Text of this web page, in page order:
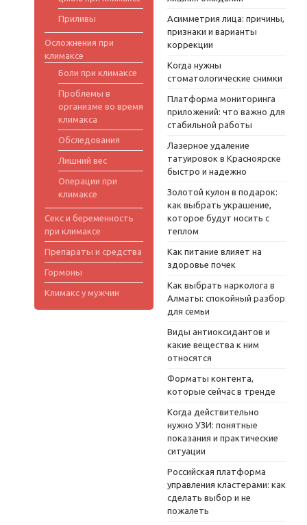
Приливы
Осложнения при
климаксе
Боли при климаксе
Проблемы в
организме во время
климакса
Обследования
Лишний вес
Операции при
климаксе
Секс и беременность
при климаксе
Препараты и средства
Гормоны
Климакс у мужчин
Асимметрия лица: причины,
признаки и варианты
коррекции
Когда нужны
стоматологические снимки
Платформа мониторинга
приложений: что важно для
стабильной работы
Лазерное удаление
татуировок в Красноярске
быстро и надежно
Золотой кулон в подарок:
как выбрать украшение,
которое будут носить с
теплом
Как питание влияет на
здоровье почек
Как выбрать нарколога в
Алматы: спокойный разбор
для семьи
Виды антиоксидантов и
какие вещества к ним
относятся
Форматы контента,
которые сейчас в тренде
Когда действительно
нужно УЗИ: понятные
показания и практические
ситуации
Российская платформа
управления кластерами: как
сделать выбор и не
пожалеть